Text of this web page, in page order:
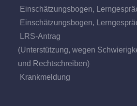
Einschätzungsbogen,
Einschätzungsbogen,
LRS-Antrag
(Unterstützung, wegen
und Rechtschreiben)
Krankmeldung